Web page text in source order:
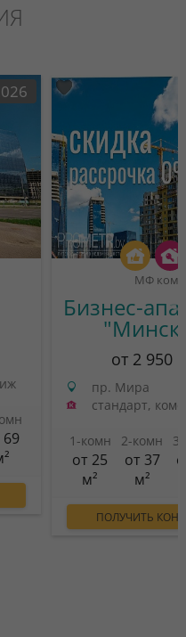
69
МФ
Бизнес-
от 2 950
пр. Мира
стандарт,
1-комн
от 25
м²
2-комн
от 37
м²
ПОЛУЧИТЬ